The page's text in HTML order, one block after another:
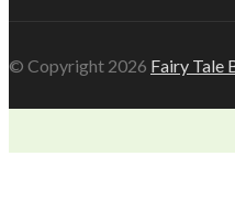
© Copyright 2026 Fairy Tale